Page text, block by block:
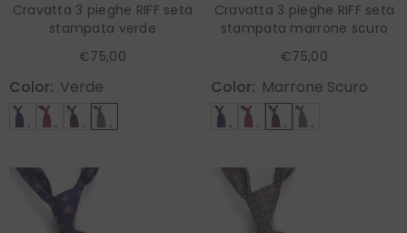
Cravatta 3 pieghe RIFF seta
stampata verde
€75,00
Color: Verde
Cravatta 3 pieghe RIFF seta
stampata marrone scuro
€75,00
Color: Marrone Scuro